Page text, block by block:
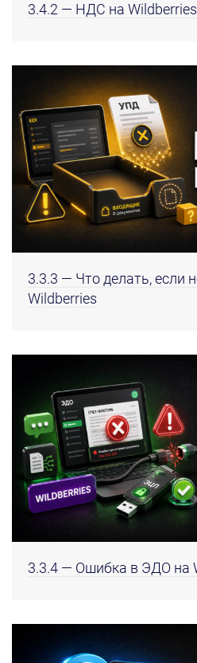
3.4.2 — НДС на Wildberries
3.3.3 — Что делать, если
Wildberries
3.3.4 — Ошибка в ЭДО на